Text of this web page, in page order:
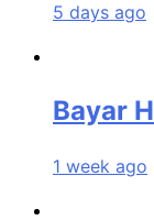
5 days ago
Bayar
1 week ago